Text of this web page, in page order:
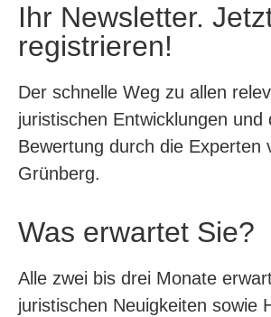
Ihr Newsletter.
registrieren!
Der schnelle Weg zu allen
juristischen Entwicklungen und
Bewertung durch die Experten
Grünberg.
Was erwartet Sie?
Alle zwei bis drei Monate
juristischen Neuigkeiten sowie